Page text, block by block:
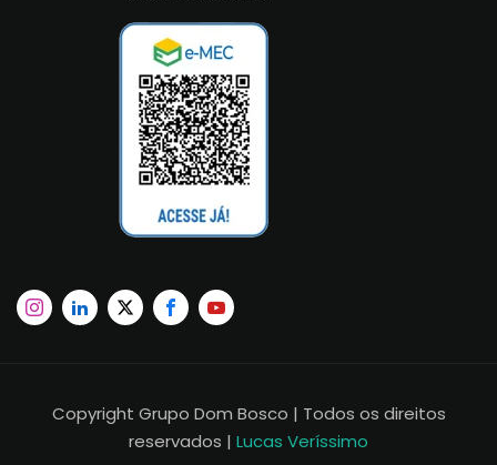
Copyright Grupo Dom Bosco | Todos os direitos
reservados | Lucas Veríssimo